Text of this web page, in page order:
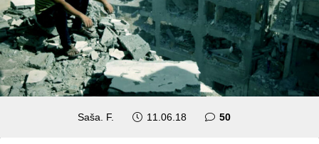
Saša. F. 11.06.18 50komentara